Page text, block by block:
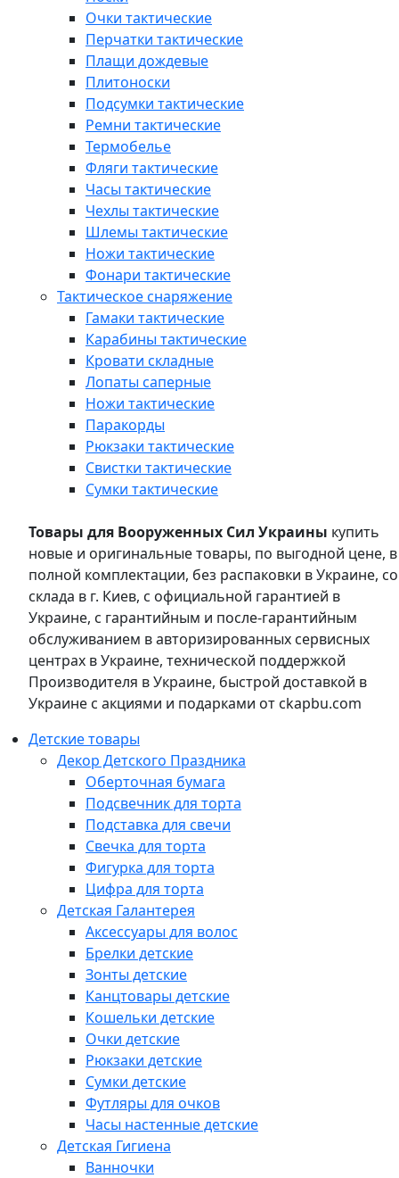
Очки тактические
Перчатки тактические
Плащи дождевые
Плитоноски
Подсумки тактические
Ремни тактические
Термобелье
Фляги тактические
Часы тактические
Чехлы тактические
Шлемы тактические
Ножи тактические
Фонари тактические
Тактическое снаряжение
Гамаки тактические
Карабины тактические
Кровати складные
Лопаты саперные
Ножи тактические
Паракорды
Рюкзаки тактические
Свистки тактические
Сумки тактические
Товары для Вооруженных Сил Украины купить
новые и оригинальные товары, по выгодной цене, в
полной комплектации, без распаковки в Украине, со
склада в г. Киев, с официальной гарантией в
Украине, с гарантийным и после-гарантийным
обслуживанием в авторизированных сервисных
центрах в Украине, технической поддержкой
Производителя в Украине, быстрой доставкой в
Украине с акциями и подарками от ckapbu.com
Детские товары
Декор Детского Праздника
Оберточная бумага
Подсвечник для торта
Подставка для свечи
Свечка для торта
Фигурка для торта
Цифра для торта
Детская Галантерея
Аксессуары для волос
Брелки детские
Зонты детские
Канцтовары детские
Кошельки детские
Очки детские
Рюкзаки детские
Сумки детские
Футляры для очков
Часы настенные детские
Детская Гигиена
Ванночки